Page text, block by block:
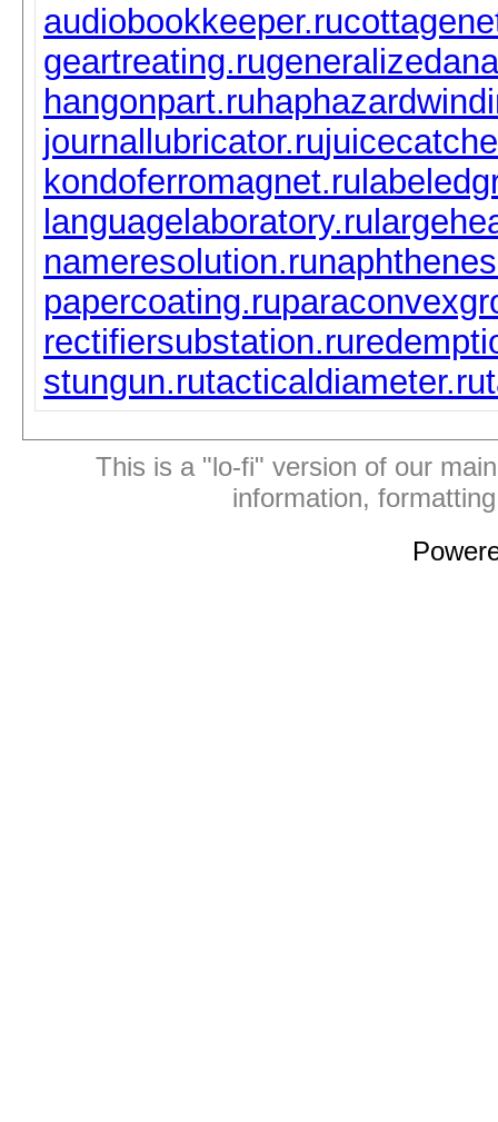
audiobookkeeper.ru
geartreating.ru
hangonpart.ru
journallubricator.ru
kondoferromagnet.ru
languagelaboratory.ru
nameresolution.ru
papercoating.ru
rectifiersubstation.ru
stungun.rutacticaldiameter.ru
This is a "lo-fi" version of our
information,